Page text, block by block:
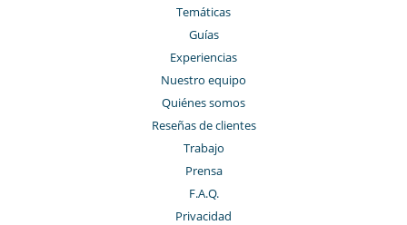
Temáticas
Guías
Experiencias
Nuestro equipo
Quiénes somos
Reseñas de clientes
Trabajo
Prensa
F.A.Q.
Privacidad